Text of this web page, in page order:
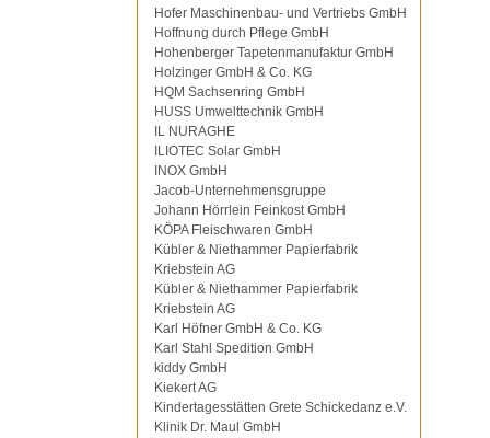
Hofer Maschinenbau- und Vertriebs GmbH
Hoffnung durch Pflege GmbH
Hohenberger Tapetenmanufaktur GmbH
Holzinger GmbH & Co. KG
HQM Sachsenring GmbH
HUSS Umwelttechnik GmbH
IL NURAGHE
ILIOTEC Solar GmbH
INOX GmbH
Jacob-Unternehmensgruppe
Johann Hörrlein Feinkost GmbH
KÖPA Fleischwaren GmbH
Kübler & Niethammer Papierfabrik
Kriebstein AG
Kübler & Niethammer Papierfabrik
Kriebstein AG
Karl Höfner GmbH & Co. KG
Karl Stahl Spedition GmbH
kiddy GmbH
Kiekert AG
Kindertagesstätten Grete Schickedanz e.V.
Klinik Dr. Maul GmbH